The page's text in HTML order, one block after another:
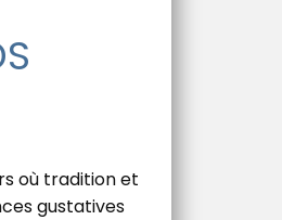
où tradition et
gustatives